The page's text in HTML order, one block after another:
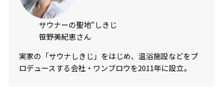
サウナーの聖地“しきじ
笹野美紀恵さん
実家の「サウナしきじ」をはじめ、温浴施設などをプ
ロデュースする会社・ワンブロウを2011年に設立。